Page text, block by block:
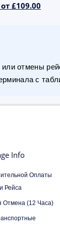
£109.00
отмены
с
Info
Оплаты
Рейса
Отмена (12 Часа)